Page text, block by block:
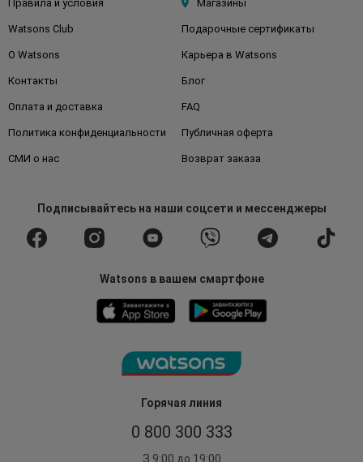
Горячая линия
0 800 300 333
З 9:00 до 19:00
Правила и условия Магазины
Watsons Club Подарочные сертификаты
О Watsons Карьера в Watsons
Контакты Блог
Оплата и доставка FAQ
Политика конфиденциальности Публичная оферта
СМИ о нас Возврат заказа
Подписывайтесьна наши соцсети и мессенджеры
Watsons в вашем смартфоне